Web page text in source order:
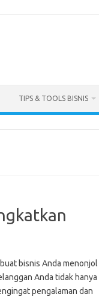
TIPS & TOOLS BISNIS
bisnis Anda menonjol
Anda tidak hanya
pengalaman dan